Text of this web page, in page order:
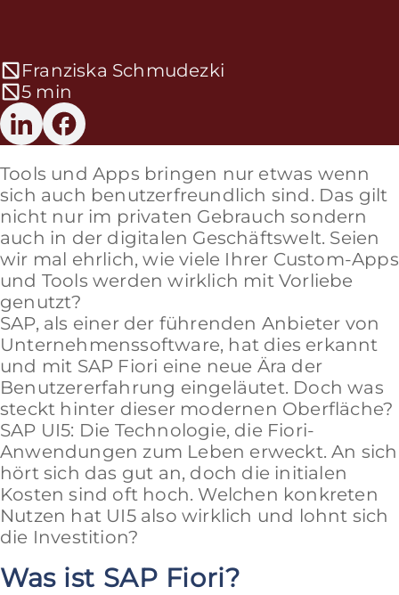
Franziska Schmudezki
5 min
Tools und Apps bringen nur etwas wenn
sich auch benutzerfreundlich sind. Das gilt
nicht nur im privaten Gebrauch sondern
auch in der digitalen Geschäftswelt. Seien
wir mal ehrlich, wie viele Ihrer Custom-Apps
und Tools werden wirklich mit Vorliebe
genutzt?
SAP, als einer der führenden Anbieter von
Unternehmenssoftware, hat dies erkannt
und mit SAP Fiori eine neue Ära der
Benutzererfahrung eingeläutet. Doch was
steckt hinter dieser modernen Oberfläche?
SAP UI5: Die Technologie, die Fiori-
Anwendungen zum Leben erweckt. An sich
hört sich das gut an, doch die initialen
Kosten sind oft hoch. Welchen konkreten
Nutzen hat UI5 also wirklich und lohnt sich
die Investition?
Was ist SAP Fiori?